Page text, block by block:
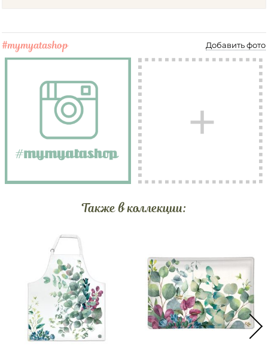
#mymyatashop Добавить фото
Также в коллекции: